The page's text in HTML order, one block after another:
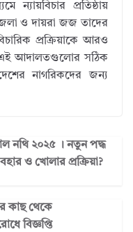
ন্যায়বিচার প্রতিষ্ঠায়
ও দায়রা জজ তাদের
প্রক্রিয়াকে আরও
এই আদালতগুলোর সঠিক
নাগরিকদের জন্য
নথি ২০২৫ । নতুন পদ্ধ
ও খোলার প্রক্রিয়া?
কাছ থেকে
বিজ্ঞপ্তি